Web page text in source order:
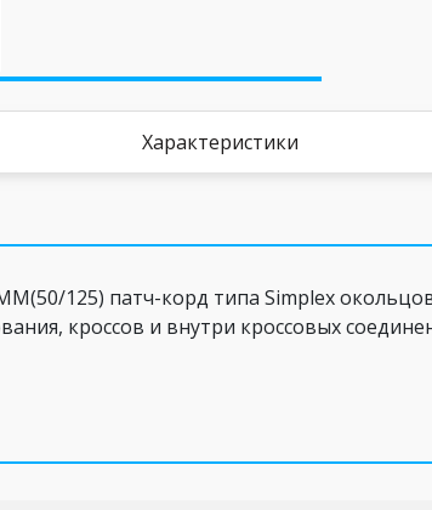
Характеристики
125) патч-корд типа Simplex
кроссов и внутри кроссовых